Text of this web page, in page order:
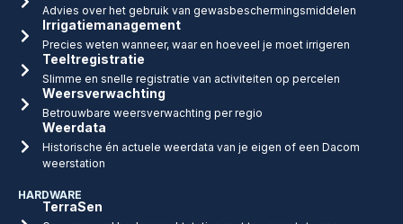
Advies over het gebruik van gewasbeschermingsmiddelen
Irrigatiemanagement
Precies weten wanneer, waar en hoeveel je moet irrigeren
Teeltregistratie
Slimme en snelle registratie van activiteiten op percelen
Weersverwachting
Betrouwbare weersverwachting per regio
Weerdata
Historische én actuele weerdata van je eigen of een Dacom
weerstation
HARDWARE
TerraSen